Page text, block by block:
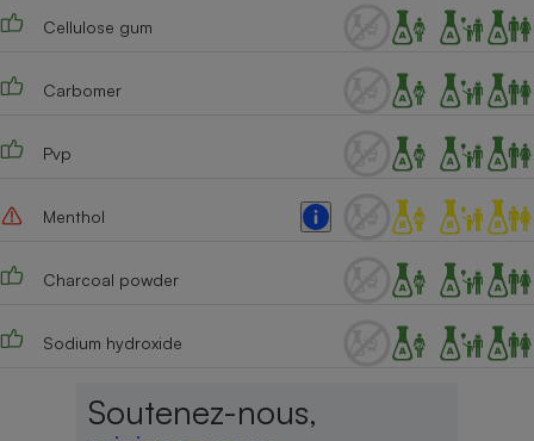
Cellulose gum
Carbomer
Pvp
Menthol
Charcoal powder
Sodium hydroxide
Soutenez-nous,
Climatiseur -
Ventilateur
Cafetière à expressos